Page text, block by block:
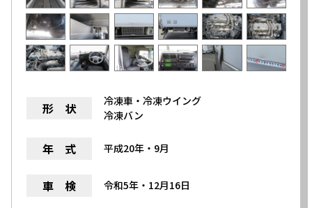
形 状
冷凍車・冷凍ウイング
冷凍バン
年 式 平成20年・9月
車 検 令和5年・12月16日